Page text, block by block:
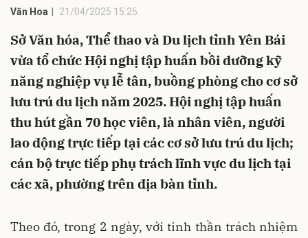
Văn Hoa 21/04/2025 15:25
Sở Văn hóa, Thể thao và Du lịch tỉnh Yên Bái
vừa tổ chức Hội nghị tập huấn bồi dưỡng kỹ
năng nghiệp vụ lễ tân, buồng phòng cho cơ sở
lưu trú du lịch năm 2025. Hội nghị tập huấn
thu hút gần 70 học viên, là nhân viên, người
lao động trực tiếp tại các cơ sở lưu trú du lịch;
cán bộ trực tiếp phụ trách lĩnh vực du lịch tại
các xã, phường trên địa bàn tỉnh.
Theo đó, trong 2 ngày, với tinh thần trách nhiệm